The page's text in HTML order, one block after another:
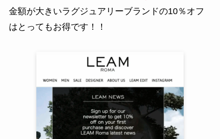
金額が大きいラグジュアリーブランドの10％オフ
はとってもお得です！！